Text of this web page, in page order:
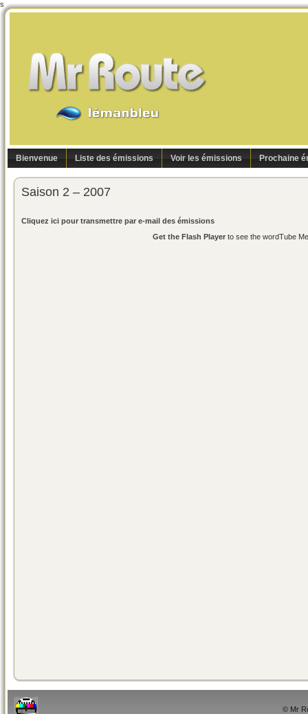
s
Bienvenue Liste des émissions Voir les émissions Prochaine
Saison 2 – 2007
Cliquez ici pour transmettre par e-mail des émissions
Get the Flash Player to see the wordTube
© Mr